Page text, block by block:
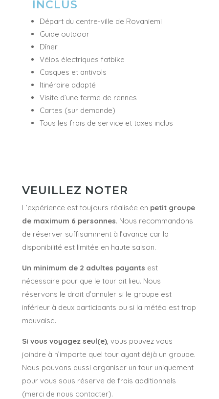
INCLUS
Départ du centre-ville de Rovaniemi
Guide outdoor
Dîner
Vélos électriques fatbike
Casques et antivols
Itinéraire adapté
Visite d’une ferme de rennes
Cartes (sur demande)
Tous les frais de service et taxes inclus
VEUILLEZ NOTER
L’expérience est toujours réalisée en petit groupe
de maximum 6 personnes. Nous recommandons
de réserver suffisamment à l’avance car la
disponibilité est limitée en haute saison.
Un minimum de 2 adultes payants est
nécessaire pour que le tour ait lieu. Nous
réservons le droit d’annuler si le groupe est
inférieur à deux participants ou si la météo est trop
mauvaise.
Si vous voyagez seul(e), vous pouvez vous
joindre à n’importe quel tour ayant déjà un groupe.
Nous pouvons aussi organiser un tour uniquement
pour vous sous réserve de frais additionnels
(merci de nous contacter).